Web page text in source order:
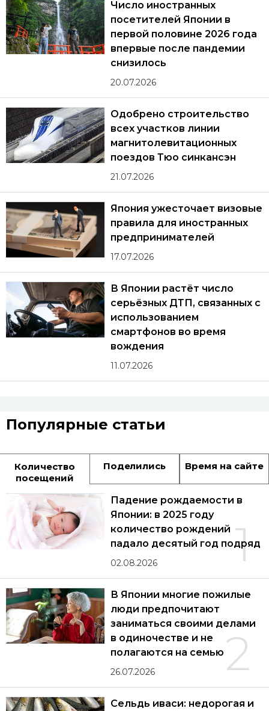
Число иностранных
посетителей Японии в
первой половине 2026 года
впервые после пандемии
снизилось
20.07.2026
Одобрено строительство
всех участков линии
магнитолевитационных
поездов Тюо синкансэн
21.07.2026
Япония ужесточает визовые
правила для иностранных
предпринимателей
17.07.2026
В Японии растёт число
серьёзных ДТП, связанных с
использованием
смартфонов во время
вождения
11.07.2026
Популярные статьи
Количество
посещений
Поделились Время на сайте
1
Падение рождаемости в
Японии: в 2025 году
количество рождений
падало десятый год подряд
02.08.2026
2
В Японии многие пожилые
люди предпочитают
заниматься своими делами
в одиночестве и не
полагаются на семью
26.07.2026
Сельдь иваси: недорогая и